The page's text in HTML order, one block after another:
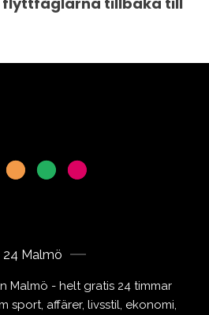
24 Malmö
Malmö - helt gratis 24 timmar
sport, affärer, livsstil, ekonomi,